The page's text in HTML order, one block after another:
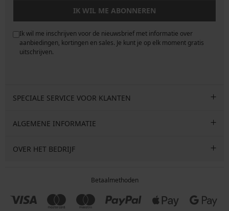
IK WIL ME ABONNEREN
Ik wil me inschrijven voor de nieuwsbrief met informatie over
aanbiedingen, kortingen en sales. Je kunt je op elk moment gratis
uitschrijven.
SPECIALE SERVICE VOOR KLANTEN
ALGEMENE INFORMATIE
OVER HET BEDRIJF
Betaalmethoden